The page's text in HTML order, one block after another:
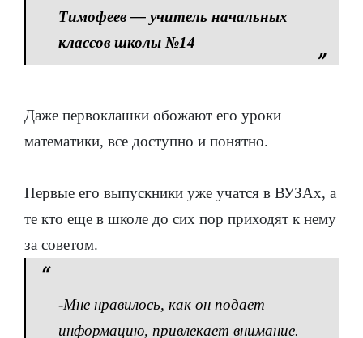
Тимофеев — учитель начальных
классов школы №14
Даже первоклашки обожают его уроки
математики, все доступно и понятно.
Первые его выпускники уже учатся в ВУЗАх, а
те кто еще в школе до сих пор приходят к нему
за советом.
-Мне нравилось, как он подает
информацию, привлекает внимание.